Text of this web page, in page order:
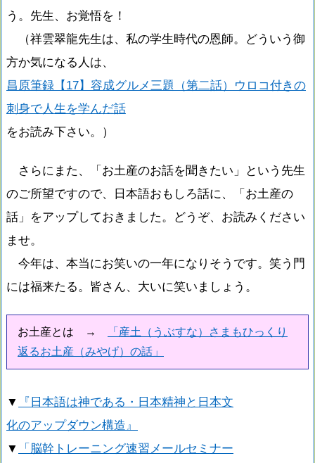
う。先生、お覚悟を！
（祥雲翠龍先生は、私の学生時代の恩師。どういう御
方か気になる人は、
昌原筆録【17】容成グルメ三題（第二話）ウロコ付きの
刺身で人生を学んだ話
をお読み下さい。）
さらにまた、「お土産のお話を聞きたい」という先生
のご所望ですので、日本語おもしろ話に、「お土産の
話」をアップしておきました。どうぞ、お読みください
ませ。
今年は、本当にお笑いの一年になりそうです。笑う門
には福来たる。皆さん、大いに笑いましょう。
お土産とは →
「産土（うぶすな）さまもひっくり
返るお土産（みやげ）の話」
▼
『日本語は神である・日本精神と日本文
化のアップダウン構造』
▼
「脳幹トレーニング速習メールセミナー